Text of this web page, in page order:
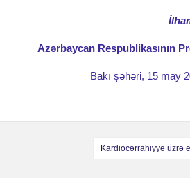
Azərbaycan Respublikasının
Bakı şəhəri, 15 may
Kardiocərrahiyyə üzrə